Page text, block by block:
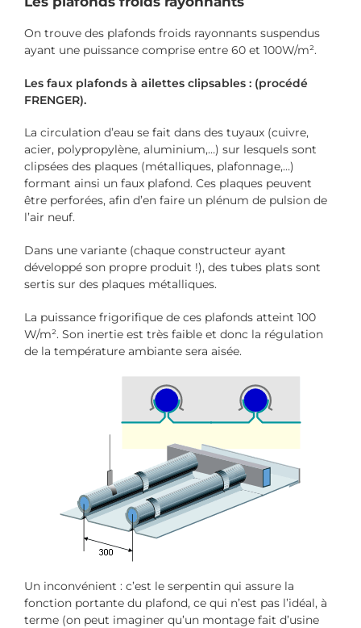
On trouve des plafonds froids rayonnants suspendus
ayant une puissance comprise entre 60 et 100W/m².
Les faux plafonds à ailettes clipsables : (procédé
FRENGER).
La circulation d’eau se fait dans des tuyaux (cuivre,
acier, polypropylène, aluminium,…) sur lesquels sont
clipsées des plaques (métalliques, plafonnage,…)
formant ainsi un faux plafond. Ces plaques peuvent
être perforées, afin d’en faire un plénum de pulsion de
l’air neuf.
Dans une variante (chaque constructeur ayant
développé son propre produit !), des tubes plats sont
sertis sur des plaques métalliques.
La puissance frigorifique de ces plafonds atteint 100
W/m². Son inertie est très faible et donc la régulation
de la température ambiante sera aisée.
Un inconvénient : c’est le serpentin qui assure la
fonction portante du plafond, ce qui n’est pas l’idéal, à
terme (on peut imaginer qu’un montage fait d’usine